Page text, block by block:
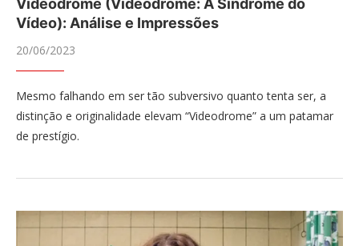
Videodrome (Videodrome: A Síndrome do
Vídeo): Análise e Impressões
20/06/2023
Mesmo falhando em ser tão subversivo quanto tenta ser, a
distinção e originalidade elevam “Videodrome” a um patamar
de prestígio.